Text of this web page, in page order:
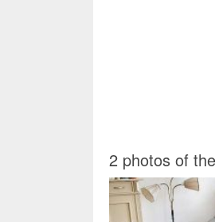
2 photos of